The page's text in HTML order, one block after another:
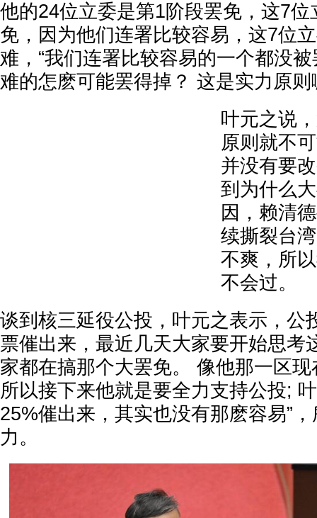
他的24位立委是第1阶段罢免，这7
免，因为他们连署比较容易，这7位
难，“我们连署比较容易的一个都没
难的怎麽可能罢得掉？ 这是实力原则
叶元之说
原则就不
并没有要
到为什么
因，赖清
续撕裂台
不爽，所
不会过。
谈到核三延役公投，叶元之表示，公
票催出来，最近几天大家要开始思考
家都在搞那个大罢免。 像他那一区
所以接下来他就是要全力支持公投;
25%催出来，其实也没有那麽容易”
力。